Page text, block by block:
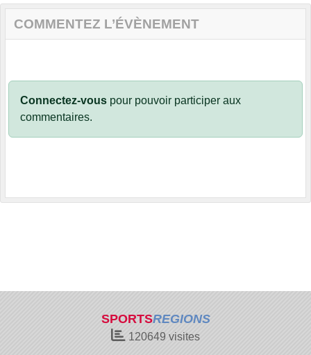
COMMENTEZ L’ÉVÈNEMENT
Connectez-vous pour pouvoir participer aux
commentaires.
SPORTSREGIONS
120649 visites